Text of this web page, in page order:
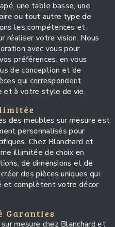
une table basse, une
ou tout autre type de
les compétences et
réaliser votre vision. Nous
avec vous pour
préférences, en vous
de conception et de
qui correspondent
et à votre style de vie.
des meubles sur mesure est
personnalisés pour
Chez Blanchard et
illimitée de choix en
de dimensions et de
des pièces uniques qui
complètent votre décor
Garanties
mesure chez Blanchard et